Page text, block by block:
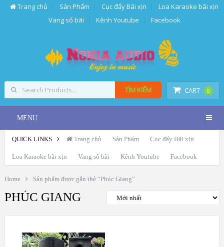
Trang chủ Sản Phẩm Cục đẩy Bãi xịn
Loa Karaoke bãi xịn
Vang số bãi
Kênh Youtube Facebook
CART 0
TÌM KIẾM
MENU
QUICK LINKS Trang chủ Sản Phẩm Cục đẩy Bãi xịn
Loa Karaoke bãi xịn Vang số bãi Kênh Youtube Facebook
Home Sản phẩm được gắn thẻ “Phúc Giang”
PHÚC GIANG